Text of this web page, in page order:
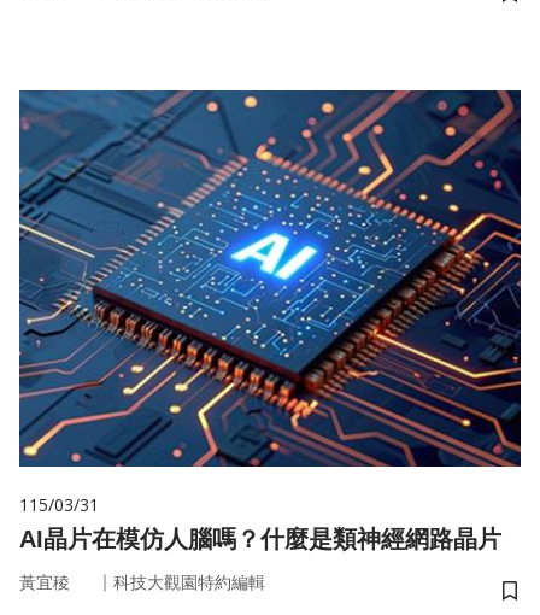
儲
115/03/31
AI晶片在模仿人腦嗎？什麼是類神經網路晶片
黃宜稜 ｜ 科技大觀園特約編輯
儲